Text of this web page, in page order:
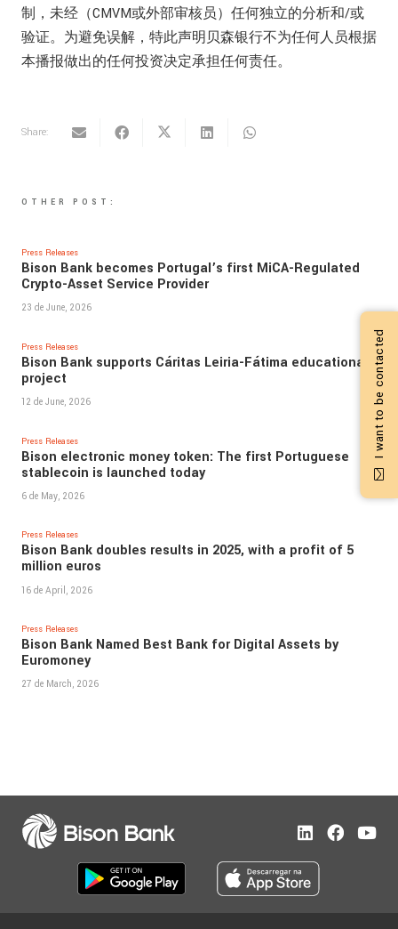
制，未经（CMVM或外部审核员）任何独立的分析和/或
验证。为避免误解，特此声明贝森银行不为任何人员根据
本播报做出的任何投资决定承担任何责任。
Share:
OTHER POST:
Press Releases
Bison Bank becomes Portugal’s first MiCA-Regulated
Crypto-Asset Service Provider
23 de June, 2026
Press Releases
Bison Bank supports Cáritas Leiria-Fátima educational
project
12 de June, 2026
Press Releases
Bison electronic money token: The first Portuguese
stablecoin is launched today
6 de May, 2026
Press Releases
Bison Bank doubles results in 2025, with a profit of 5
million euros
16 de April, 2026
Press Releases
Bison Bank Named Best Bank for Digital Assets by
Euromoney
27 de March, 2026
I want to be contacted